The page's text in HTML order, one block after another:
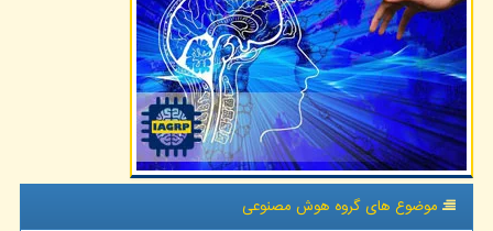
موضوع های گروه هوش مصنوعی